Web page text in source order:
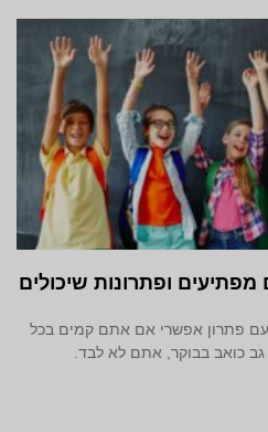
ופתרונות שיכולים
עם פתרון אפשרי אם אתם קמים בכל
כואב בבוקר, אתם לא לבד.